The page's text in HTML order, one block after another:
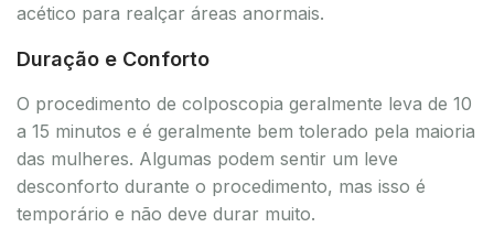
acético para realçar áreas anormais.
Duração e Conforto
O procedimento de colposcopia geralmente leva de 10
a 15 minutos e é geralmente bem tolerado pela maioria
das mulheres. Algumas podem sentir um leve
desconforto durante o procedimento, mas isso é
temporário e não deve durar muito.